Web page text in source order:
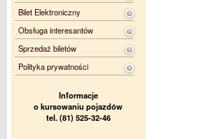
Bilet Elektroniczny
Obsługa interesantów
Sprzedaż biletów
Polityka prywatności
Informacje
o kursowaniu pojazdów
tel. (81) 525-32-46